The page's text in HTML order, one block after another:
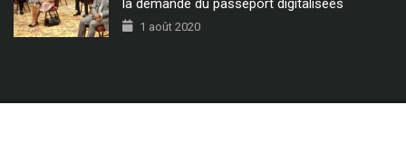
la demande du passeport digitalisées
1 août 2020